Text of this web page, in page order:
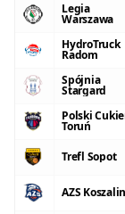
Legia
Warszawa
HydroTruck
Radom
Spójnia
Stargard
Polski
Toruń
Trefl Sopot
AZS Koszalin